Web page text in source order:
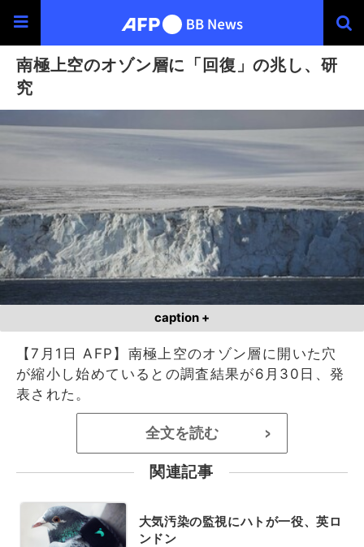
南極上空のオゾン層に「回復」の兆し、研
究
caption +
【7月1日 AFP】南極上空のオゾン層に開いた穴
が縮小し始めているとの調査結果が6月30日、発
表された。
全文を読む >
関連記事
大気汚染の監視にハトが一役、英ロ
ンドン